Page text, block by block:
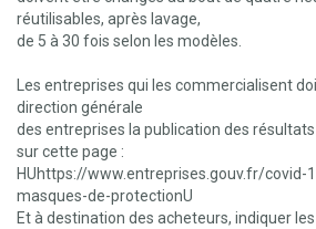
réutilisables, après lavage,
de 5 à 30 fois selon les modèles.
Les entreprises qui les commercialisent
direction générale
des entreprises la publication des
sur cette page :
HUhttps://www.entreprises.gouv.fr/covid-
masques-de-protectionU
Et à destination des acheteurs, indiquer